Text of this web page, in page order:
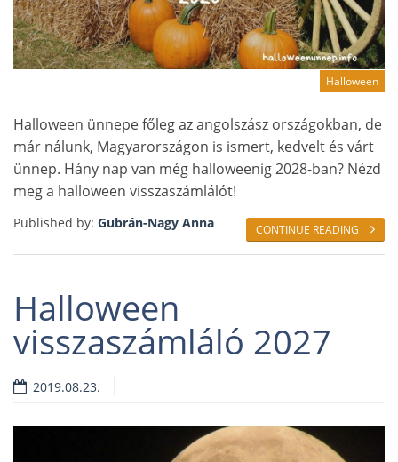
Halloween
Halloween ünnepe főleg az angolszász országokban, de
már nálunk, Magyarországon is ismert, kedvelt és várt
ünnep. Hány nap van még halloweenig 2028-ban? Nézd
meg a halloween visszaszámlálót!
CONTINUE READING
Published by: Gubrán-Nagy Anna
Halloween
visszaszámláló 2027
2019.08.23.